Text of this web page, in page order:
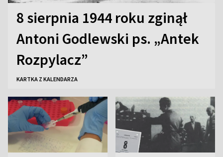
8 sierpnia 1944 roku zginął
Antoni Godlewski ps. „Antek
Rozpylacz”
KARTKA Z KALENDARZA